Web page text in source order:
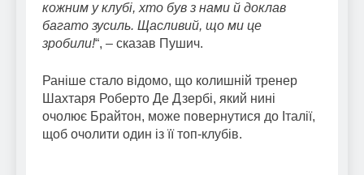
кожним у клубі, хто був з нами й доклав
багато зусиль. Щасливий, що ми це
зробили!“, – сказав Пушич.
Раніше стало відомо, що колишній тренер
Шахтаря Роберто Де Дзербі, який нині
очолює Брайтон, може повернутися до Італії,
щоб очолити один із її топ-клубів.